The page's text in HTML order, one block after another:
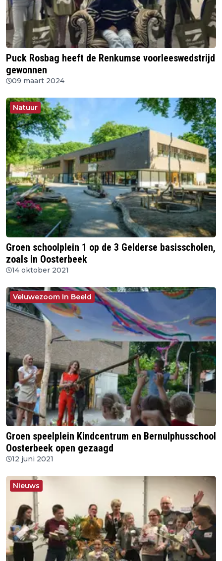
Puck Rosbag heeft de Renkumse voorleeswedstrijd
gewonnen
09 maart 2024
Natuur
Groen schoolplein 1 op de 3 Gelderse basisscholen,
zoals in Oosterbeek
14 oktober 2021
Veluwezoom In Beeld
Groen speelplein Kindcentrum en Bernulphusschool
Oosterbeek open gezaagd
12 juni 2021
Nieuws